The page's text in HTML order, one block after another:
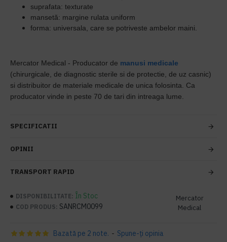
suprafata: texturate
mansetă: margine rulata uniform
forma: universala, care se potriveste ambelor maini.
Mercator Medical - Producator de manusi medicale
(chirurgicale, de diagnostic sterile si de protectie, de uz casnic)
si distribuitor de materiale medicale de unica folosinta. Ca
producator vinde in peste 70 de tari din intreaga lume.
SPECIFICATII
OPINII
TRANSPORT RAPID
DISPONIBILITATE: În Stoc
COD PRODUS: SANRCM0099
Mercator
Medical
Bazată pe 2 note. - Spune-ţi opinia